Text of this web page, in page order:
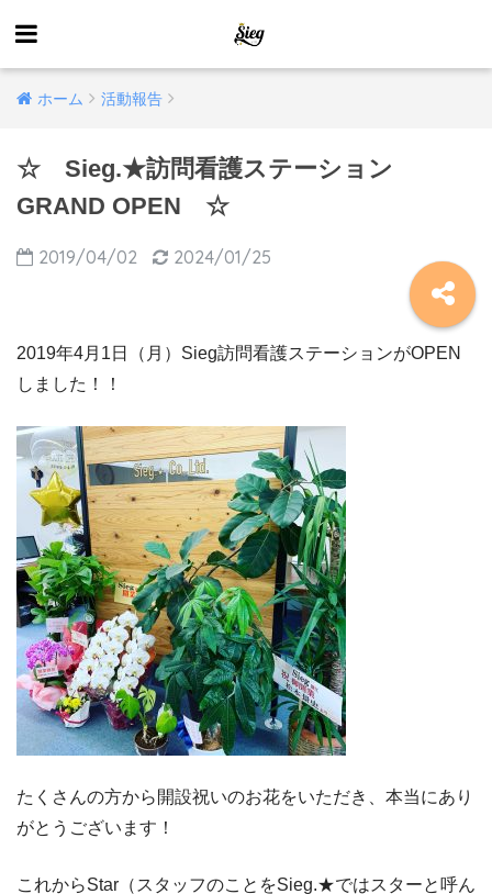
ホーム 活動報告
☆ Sieg.★訪問看護ステーション
GRAND OPEN ☆
2019/04/02 2024/01/25
2019年4月1日（月）Sieg訪問看護ステーションがOPEN
しました！！
たくさんの方から開設祝いのお花をいただき、本当にあり
がとうございます！
これからStar（スタッフのことをSieg.★ではスターと呼ん